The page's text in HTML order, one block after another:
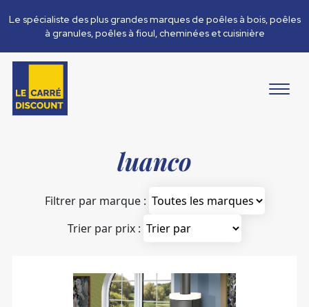
Le spécialiste des plus grandes marques de poêles à bois, poêles
à granules, poêles à fioul, cheminées et cuisinière
luanco
Filtrer par marque :
Trier par prix :